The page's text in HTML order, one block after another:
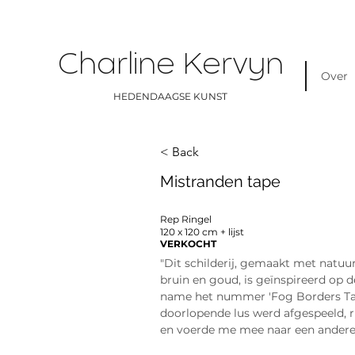
Charline Kervyn
HEDENDAAGSE KUNST
Over
< Back
Mistranden tape
Rep Ringel
120 x 120 cm + lijst
VERKOCHT
"Dit schilderij, gemaakt met
bruin en goud, is geïnspireerd op
name het nummer 'Fog Borders
doorlopende lus werd
en voerde me mee naar een